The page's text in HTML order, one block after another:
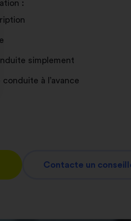
vos Options
vos paramètres de
:
simplement
à l’avance
Contacte un